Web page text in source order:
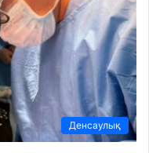
Денсаулық